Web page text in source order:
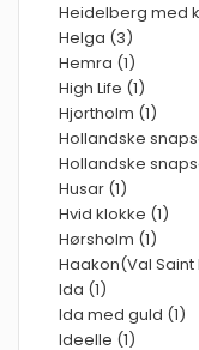
Heidelberg med
Helga (3)
Hemra (1)
High Life (1)
Hjortholm (1)
Hollandske
Hollandske
Husar (1)
Hvid klokke (1)
Hørsholm (1)
Haakon(Val Saint
Ida (1)
Ida med guld (1)
Ideelle (1)